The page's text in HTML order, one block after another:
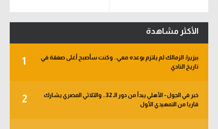
الأكثر مشاهدة
1
بيزيرا: الزمالك لم يلتزم بوعده معي.. وكنت سأصبح أغلى صفقة في
تاريخ النادي
2
خبر في الجول - الأهلي يبدأ من دور الـ 32.. والثلاثي المصري يشارك
قاريا من التمهيدي الأول